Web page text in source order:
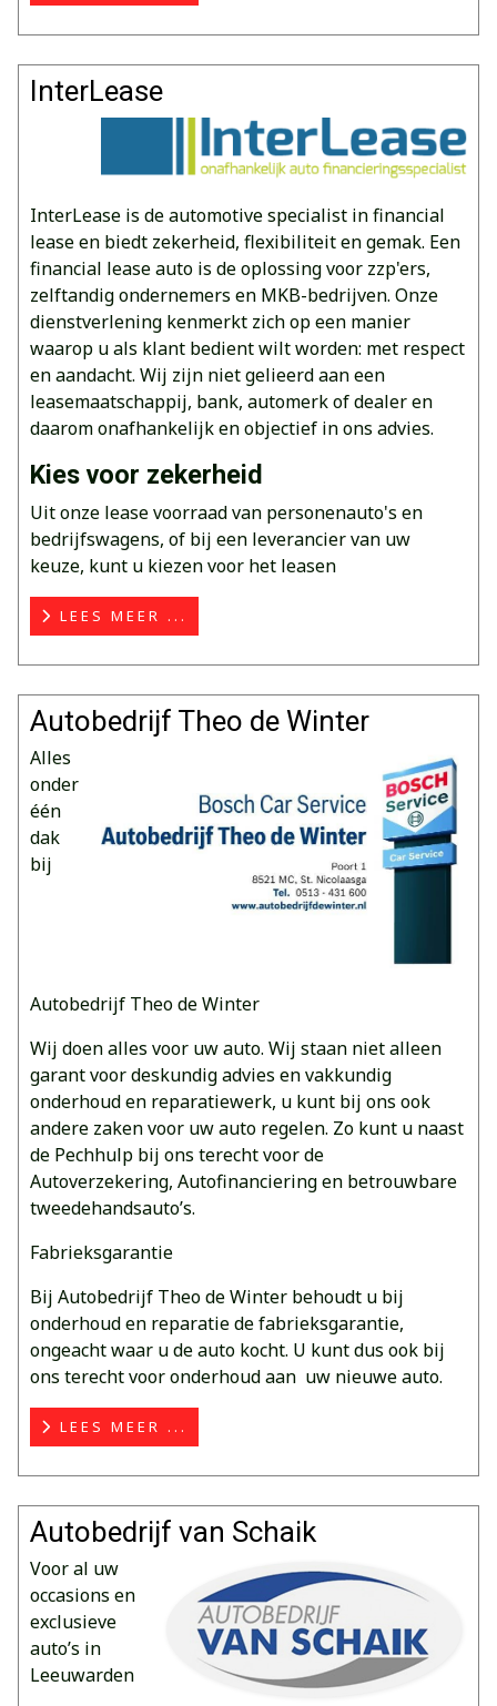
InterLease
InterLease is de automotive specialist in financial
lease en biedt zekerheid, flexibiliteit en gemak. Een
financial lease auto is de oplossing voor zzp'ers,
zelftandig ondernemers en MKB-bedrijven. Onze
dienstverlening kenmerkt zich op een manier
waarop u als klant bedient wilt worden: met respect
en aandacht. Wij zijn niet gelieerd aan een
leasemaatschappij, bank, automerk of dealer en
daarom onafhankelijk en objectief in ons advies.
Kies voor zekerheid
Uit onze lease voorraad van personenauto's en
bedrijfswagens, of bij een leverancier van uw
keuze, kunt u kiezen voor het leasen
LEES MEER ...
Autobedrijf Theo de Winter
Alles
onder
één
dak
bij
Autobedrijf Theo de Winter
Wij doen alles voor uw auto. Wij staan niet alleen
garant voor deskundig advies en vakkundig
onderhoud en reparatiewerk, u kunt bij ons ook
andere zaken voor uw auto regelen. Zo kunt u naast
de Pechhulp bij ons terecht voor de
Autoverzekering, Autofinanciering en betrouwbare
tweedehandsauto’s.
Fabrieksgarantie
Bij Autobedrijf Theo de Winter behoudt u bij
onderhoud en reparatie de fabrieksgarantie,
ongeacht waar u de auto kocht. U kunt dus ook bij
ons terecht voor onderhoud aan uw nieuwe auto.
LEES MEER ...
Autobedrijf van Schaik
Voor al uw
occasions en
exclusieve
auto’s in
Leeuwarden